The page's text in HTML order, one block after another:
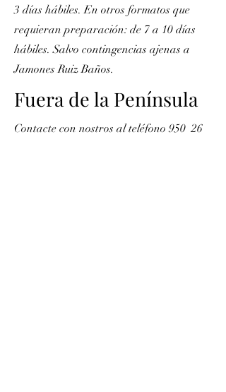
3 días hábiles. En otros formatos que
requieran preparación: de 7 a 10 días
hábiles. Salvo contingencias ajenas a
Jamones Ruiz Baños.
Fuera de la Península
Contacte con nostros al teléfono 950 26